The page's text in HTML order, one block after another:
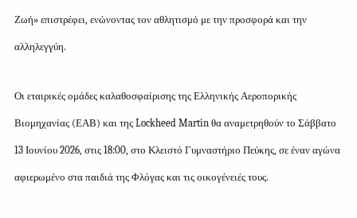
Ζωή» επιστρέφει, ενώνοντας τον αθλητισμό με την προσφορά και την
αλληλεγγύη.
Οι εταιρικές ομάδες καλαθοσφαίρισης της Ελληνικής Αεροπορικής
Βιομηχανίας (ΕΑΒ) και της Lockheed Martin θα αναμετρηθούν το Σάββατο
13 Ιουνίου 2026, στις 18:00, στο Κλειστό Γυμναστήριο Πεύκης, σε έναν αγώνα
αφιερωμένο στα παιδιά της Φλόγας και τις οικογένειές τους.